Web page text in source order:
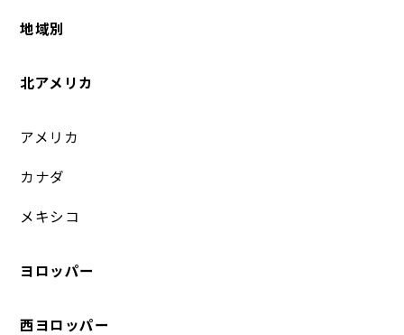
地域別
北アメリカ
アメリカ
カナダ
メキシコ
ヨロッパー
西ヨロッパー